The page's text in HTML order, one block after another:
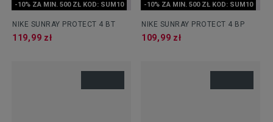
-10% ZA MIN. 500 ZŁ KOD: SUM10
NIKE SUNRAY PROTECT 4 BT
119,99 zł
-10% ZA MIN. 500 ZŁ KOD: SUM10
NIKE SUNRAY PROTECT 4 BP
109,99 zł